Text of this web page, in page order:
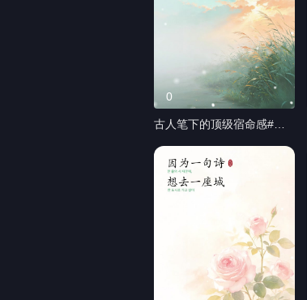
0
古人笔下的顶级宿命感#比
#小语种